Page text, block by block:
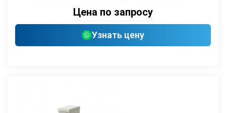
Цена по запросу
Узнать цену